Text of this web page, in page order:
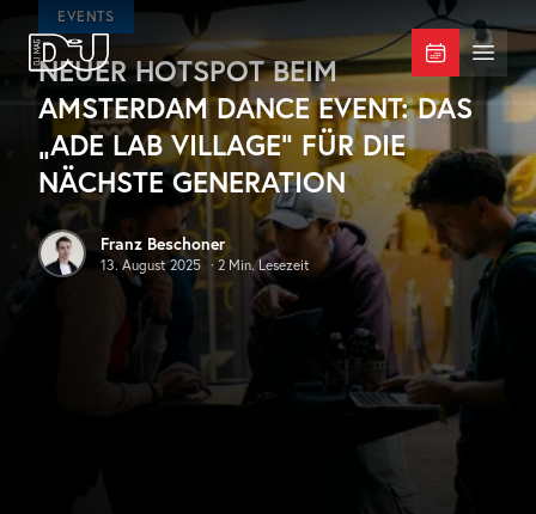
Zum Hauptinhalt springen
DJ Mag Germany Menü
EVENTS
NEUER HOTSPOT BEIM
AMSTERDAM DANCE EVENT: DAS
„ADE LAB VILLAGE“ FÜR DIE
NÄCHSTE GENERATION
Franz Beschoner
13. August 2025 ·2 Min. Lesezeit